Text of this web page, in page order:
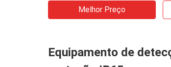
Melhor Preço
Equipamento de